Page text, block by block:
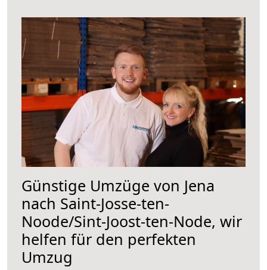
Günstige Umzüge von Jena
nach Saint-Josse-ten-
Noode/Sint-Joost-ten-Node, wir
helfen für den perfekten
Umzug